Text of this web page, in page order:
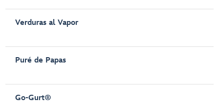
Verduras al Vapor
Puré de Papas
Go-Gurt®